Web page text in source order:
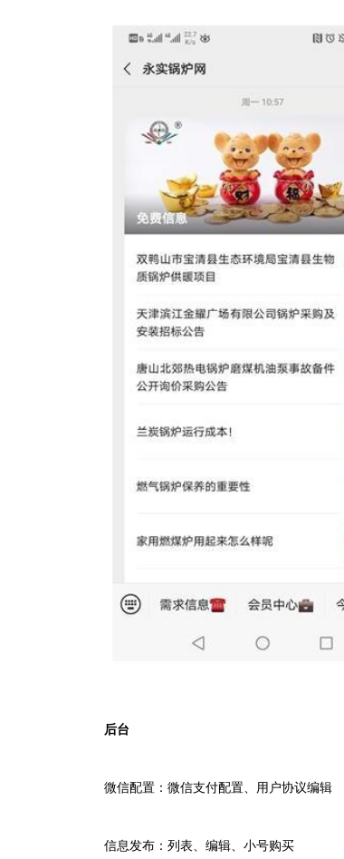
后台
微信配置：微信支付配置、用户协议编辑
信息发布：列表、编辑、小号购买